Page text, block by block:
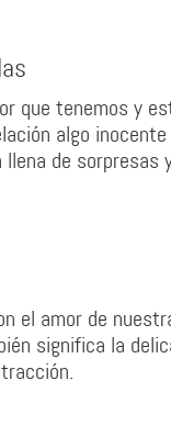
que tenemos y
algo
de sorpresas
el amor de
significa la